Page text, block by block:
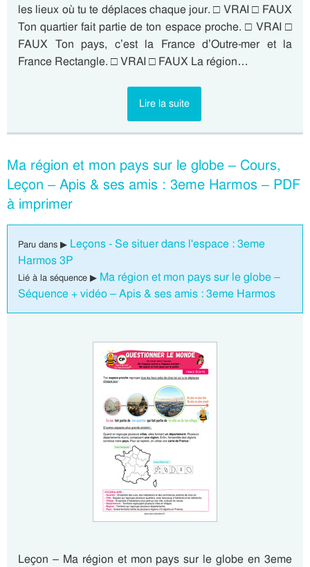
les lieux où tu te déplaces chaque jour. □ VRAI □ FAUX
Ton quartier fait partie de ton espace proche. □ VRAI □
FAUX Ton pays, c’est la France d’Outre-mer et la
France Rectangle. □ VRAI □ FAUX La région…
Lire la suite
Ma région et mon pays sur le globe – Cours,
Leçon – Apis & ses amis : 3eme Harmos – PDF
à imprimer
Paru dans ▶ Leçons - Se situer dans l'espace : 3eme
Harmos 3P
Lié à la séquence ▶ Ma région et mon pays sur le globe –
Séquence + vidéo – Apis & ses amis : 3eme Harmos
Leçon – Ma région et mon pays sur le globe en 3eme